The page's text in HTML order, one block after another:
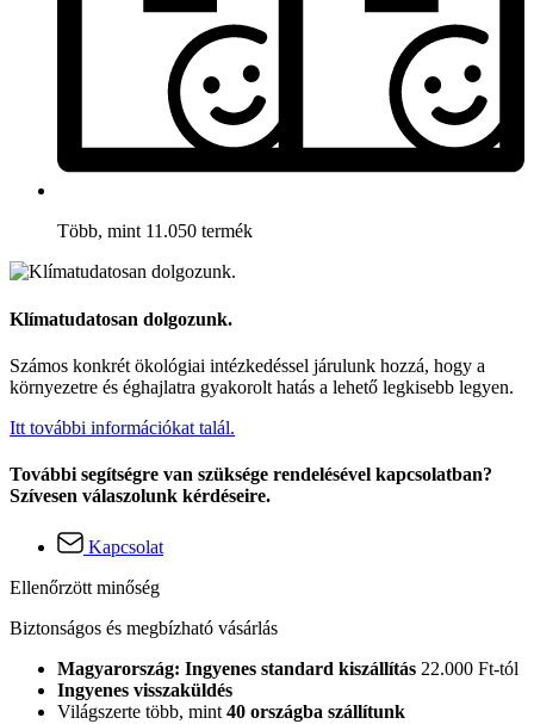
Több, mint 11.050 termék
Klímatudatosan dolgozunk.
Számos konkrét ökológiai intézkedéssel járulunk hozzá, hogy a
környezetre és éghajlatra gyakorolt hatás a lehető legkisebb legyen.
Itt további információkat talál.
További segítségre van szüksége rendelésével kapcsolatban?
Szívesen válaszolunk kérdéseire.
Kapcsolat
Ellenőrzött minőség
Biztonságos és megbízható vásárlás
Magyarország: Ingyenes standard kiszállítás 22.000 Ft-tól
Ingyenes visszaküldés
Világszerte több, mint40 országba szállítunk